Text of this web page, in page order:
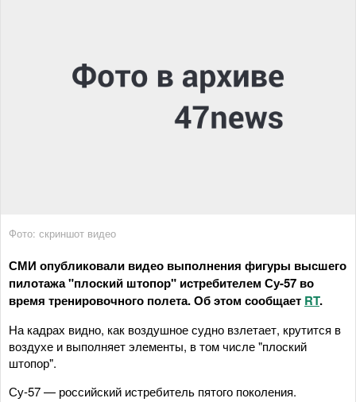
Фото: скриншот видео
СМИ опубликовали видео выполнения фигуры высшего
пилотажа "плоский штопор" истребителем Су-57 во
время тренировочного полета. Об этом сообщает RT.
На кадрах видно, как воздушное судно взлетает, крутится в
воздухе и выполняет элементы, в том числе "плоский
штопор".
Су-57 — российский истребитель пятого поколения.